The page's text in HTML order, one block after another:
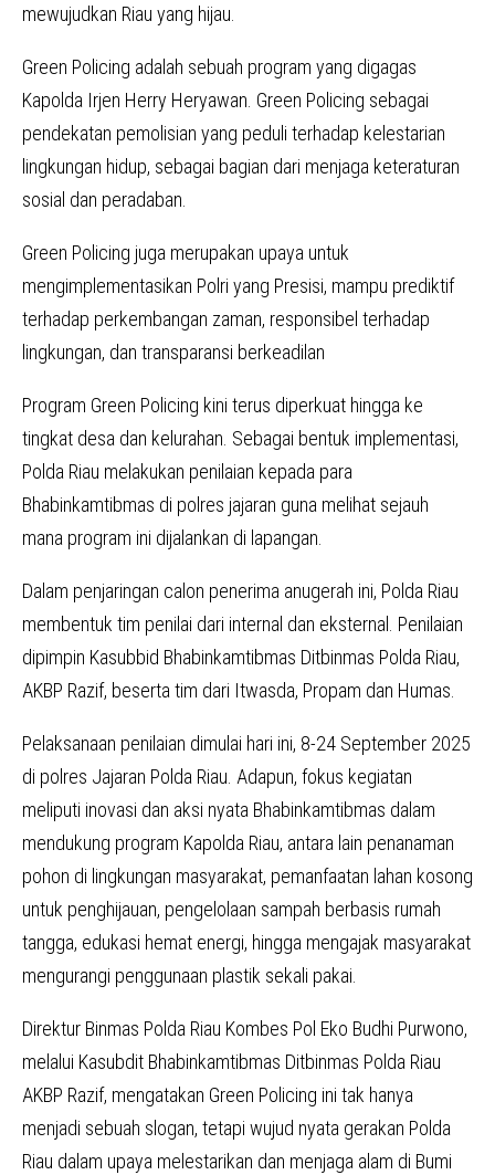
mewujudkan Riau yang hijau.
Green Policing adalah sebuah program yang digagas
Kapolda Irjen Herry Heryawan. Green Policing sebagai
pendekatan pemolisian yang peduli terhadap kelestarian
lingkungan hidup, sebagai bagian dari menjaga keteraturan
sosial dan peradaban.
Green Policing juga merupakan upaya untuk
mengimplementasikan Polri yang Presisi, mampu prediktif
terhadap perkembangan zaman, responsibel terhadap
lingkungan, dan transparansi berkeadilan
Program Green Policing kini terus diperkuat hingga ke
tingkat desa dan kelurahan. Sebagai bentuk implementasi,
Polda Riau melakukan penilaian kepada para
Bhabinkamtibmas di polres jajaran guna melihat sejauh
mana program ini dijalankan di lapangan.
Dalam penjaringan calon penerima anugerah ini, Polda Riau
membentuk tim penilai dari internal dan eksternal. Penilaian
dipimpin Kasubbid Bhabinkamtibmas Ditbinmas Polda Riau,
AKBP Razif, beserta tim dari Itwasda, Propam dan Humas.
Pelaksanaan penilaian dimulai hari ini, 8-24 September 2025
di polres Jajaran Polda Riau. Adapun, fokus kegiatan
meliputi inovasi dan aksi nyata Bhabinkamtibmas dalam
mendukung program Kapolda Riau, antara lain penanaman
pohon di lingkungan masyarakat, pemanfaatan lahan kosong
untuk penghijauan, pengelolaan sampah berbasis rumah
tangga, edukasi hemat energi, hingga mengajak masyarakat
mengurangi penggunaan plastik sekali pakai.
Direktur Binmas Polda Riau Kombes Pol Eko Budhi Purwono,
melalui Kasubdit Bhabinkamtibmas Ditbinmas Polda Riau
AKBP Razif, mengatakan Green Policing ini tak hanya
menjadi sebuah slogan, tetapi wujud nyata gerakan Polda
Riau dalam upaya melestarikan dan menjaga alam di Bumi